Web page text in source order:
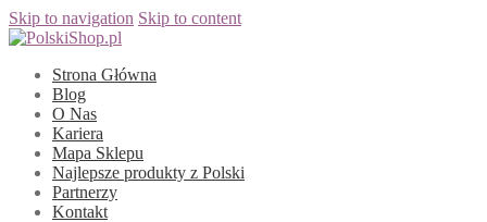
Skip to navigation Skip to content
Strona Główna
Blog
O Nas
Kariera
Mapa Sklepu
Najlepsze produkty z Polski
Partnerzy
Kontakt